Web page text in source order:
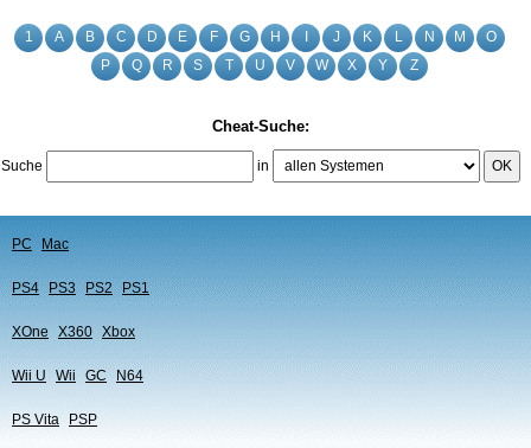
1 A B C D E F G H J K L N M
O
P
Q R S T U V W X Y Z
Cheat-Suche:
Suche in OK
PC Mac
PS4 PS3 PS2 PS1
XOne X360 Xbox
Wii U Wii GC N64
PS Vita PSP